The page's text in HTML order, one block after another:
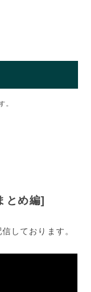
。
とめ編]
しております。